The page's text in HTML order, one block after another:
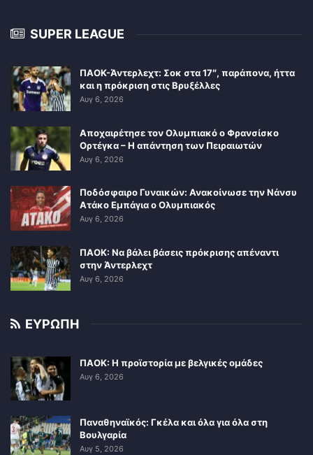
SUPER LEAGUE
ΠΑΟΚ-Άντερλεχτ: Σοκ στα 17″, παράπονα, ήττα
και η πρόκριση στις Βρυξέλλες
Αυγ 6, 2026
Αποχαιρέτησε τον Ολυμπιακό ο Φρανσίσκο
Ορτέγκα – Η απάντηση των Πειραιωτών
Αυγ 6, 2026
Ποδόσφαιρο Γυναικών: Ανακοίνωσε την Νάνσυ
Ατάκο Εμπάγια ο Ολυμπιακός
Αυγ 6, 2026
ΠΑΟΚ: Να βάλει βάσεις πρόκρισης απέναντι
στην Άντερλεχτ
Αυγ 6, 2026
ΕΥΡΩΠΗ
ΠΑΟΚ: Η προϊστορία με βελγικές ομάδες
Αυγ 6, 2026
Παναθηναϊκός: Γκέλα και όλα για όλα στη
Βουλγαρία
Αυγ 5, 2026